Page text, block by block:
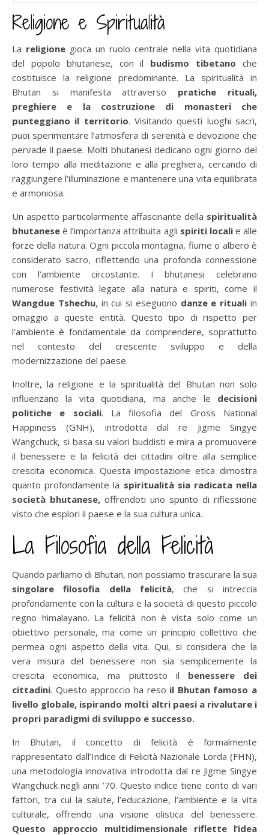
Religione e Spiritualità
La religione gioca un ruolo centrale nella vita quotidiana
del popolo bhutanese, con il budismo tibetano che
costituisce la religione predominante. La spiritualità in
Bhutan si manifesta attraverso pratiche rituali,
preghiere e la costruzione di monasteri che
punteggiano il territorio. Visitando questi luoghi sacri,
puoi sperimentare l’atmosfera di serenità e devozione che
pervade il paese. Molti bhutanesi dedicano ogni giorno del
loro tempo alla meditazione e alla preghiera, cercando di
raggiungere l’illuminazione e mantenere una vita equilibrata
e armoniosa.
Un aspetto particolarmente affascinante della spiritualità
bhutanese è l’importanza attribuita agli spiriti localie alle
forze della natura. Ogni piccola montagna, fiume o albero è
considerato sacro, riflettendo una profonda connessione
con l’ambiente circostante. I bhutanesi celebrano
numerose festività legate alla natura e spiriti, come il
Wangdue Tshechu, in cui si eseguono danze e rituali in
omaggio a queste entità. Questo tipo di rispetto per
l’ambiente è fondamentale da comprendere, soprattutto
nel contesto del crescente sviluppo e della
modernizzazione del paese.
Inoltre, la religione e la spiritualità del Bhutan non solo
influenzano la vita quotidiana, ma anche le decisioni
politiche e sociali. La filosofia del Gross National
Happiness (GNH), introdotta dal re Jigme Singye
Wangchuck, si basa su valori buddisti e mira a promuovere
il benessere e la felicità dei cittadini oltre alla semplice
crescita economica. Questa impostazione etica dimostra
quanto profondamente la spiritualità sia radicata nella
società bhutanese, offrendoti uno spunto di riflessione
visto che esplori il paese e la sua cultura unica.
La Filosofia della Felicità
Quando parliamo di Bhutan, non possiamo trascurare la sua
singolare filosofia della felicità, che si intreccia
profondamente con la cultura e la società di questo piccolo
regno himalayano. La felicità non è vista solo come un
obiettivo personale, ma come un principio collettivo che
permea ogni aspetto della vita. Qui, si considera che la
vera misura del benessere non sia semplicemente la
crescita economica, ma piuttosto il benessere dei
cittadini. Questo approccio ha reso il Bhutan famoso a
livello globale, ispirando molti altri paesi a rivalutare i
propri paradigmi di sviluppo e successo.
In Bhutan, il concetto di felicità è formalmente
rappresentato dall’Indice di Felicità Nazionale Lorda (FHN),
una metodologia innovativa introdotta dal re Jigme Singye
Wangchuck negli anni ’70. Questo indice tiene conto di vari
fattori, tra cui la salute, l’educazione, l’ambiente e la vita
culturale, offrendo una visione olistica del benessere.
Questo approccio multidimensionale riflette l’idea